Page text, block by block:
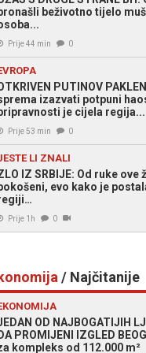
beživotno tijelo
Prije 44 min 0
PUTINOV
izazvati potpuni
je cijela regija...
Prije 53 min 0
LI ZNALI
IZ SRBIJE: Od ruke ove
evo kako je
Prije 1h 0
/ Najčitanije
OD NAJBOGATIJIH
PROMIJENI IZGLED
kompleks od 112.000 m²